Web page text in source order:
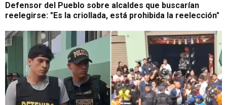
Defensor del Pueblo sobre alcaldes que buscarían
reelegirse: "Es la criollada, está prohibida la reelección"